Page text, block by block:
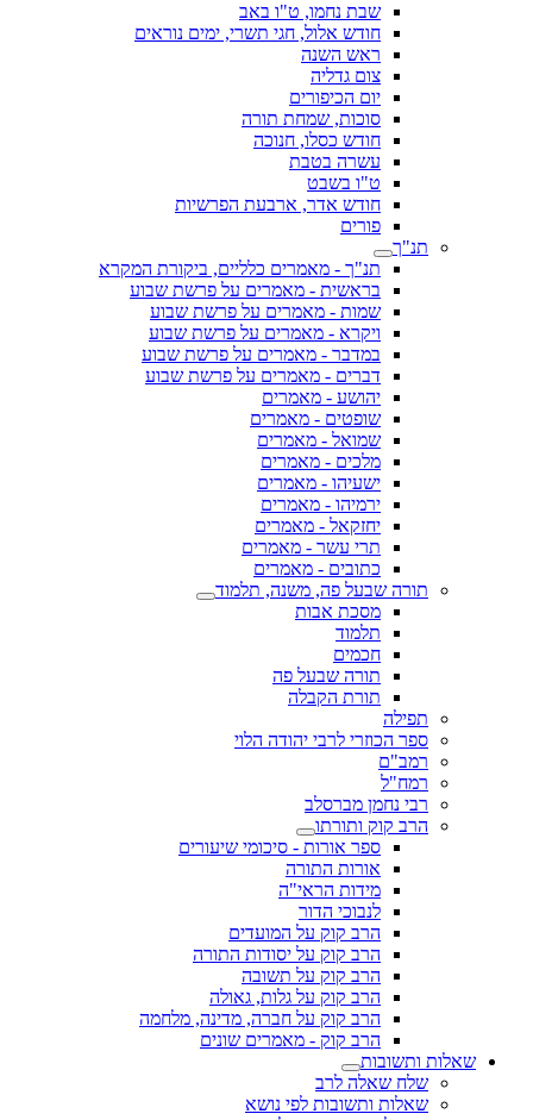
שבת נחמו, ט"ו באב
חודש אלול, חגי תשרי, ימים נוראים
ראש השנה
צום גדליה
יום הכיפורים
סוכות, שמחת תורה
חודש כסלו, חנוכה
עשרה בטבת
ט"ו בשבט
חודש אדר, ארבעת הפרשיות
פורים
תנ"ך
תנ"ך - מאמרים כלליים, ביקורת המקרא
בראשית - מאמרים על פרשת שבוע
שמות - מאמרים על פרשת שבוע
ויקרא - מאמרים על פרשת שבוע
במדבר - מאמרים על פרשת שבוע
דברים - מאמרים על פרשת שבוע
יהושע - מאמרים
שופטים - מאמרים
שמואל - מאמרים
מלכים - מאמרים
ישעיהו - מאמרים
ירמיהו - מאמרים
יחזקאל - מאמרים
תרי עשר - מאמרים
כתובים - מאמרים
תורה שבעל פה, משנה, תלמוד
מסכת אבות
תלמוד
חכמים
תורה שבעל פה
תורת הקבלה
תפילה
ספר הכוזרי לרבי יהודה הלוי
רמב"ם
רמח"ל
רבי נחמן מברסלב
הרב קוק ותורתו
ספר אורות - סיכומי שיעורים
אורות התורה
מידות הראי"ה
לנבוכי הדור
הרב קוק על המועדים
הרב קוק על יסודות התורה
הרב קוק על תשובה
הרב קוק על גלות, גאולה
הרב קוק על חברה, מדינה, מלחמה
הרב קוק - מאמרים שונים
שאלות ותשובות
שלח שאלה לרב
שאלות ותשובות לפי נושא